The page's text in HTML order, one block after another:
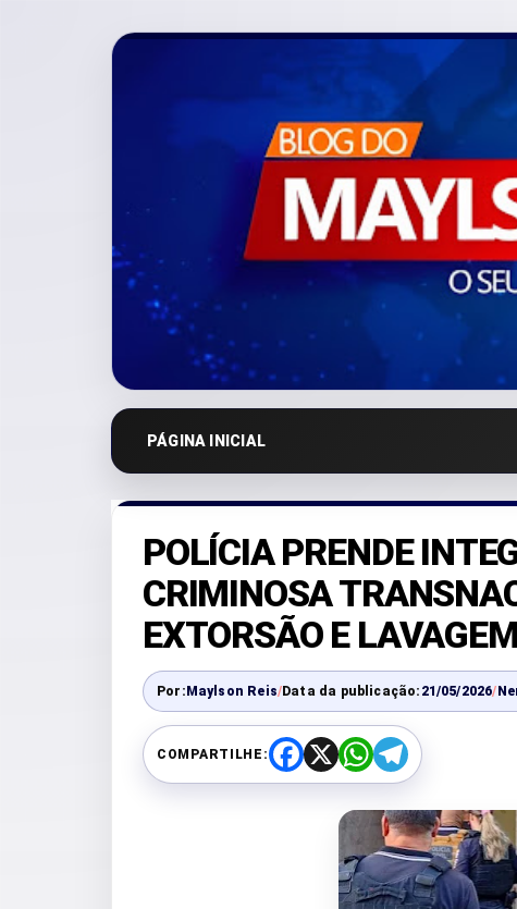
PÁGINA INICIAL
POLÍCIA PRENDE
CRIMINOSA
EXTORSÃO E
Por:Maylson Reis/Data da publicação: 21/05/2026/
COMPARTILHE:
F
a
X
W
h
t
A
p
p
T
e
e
g
r
a
m